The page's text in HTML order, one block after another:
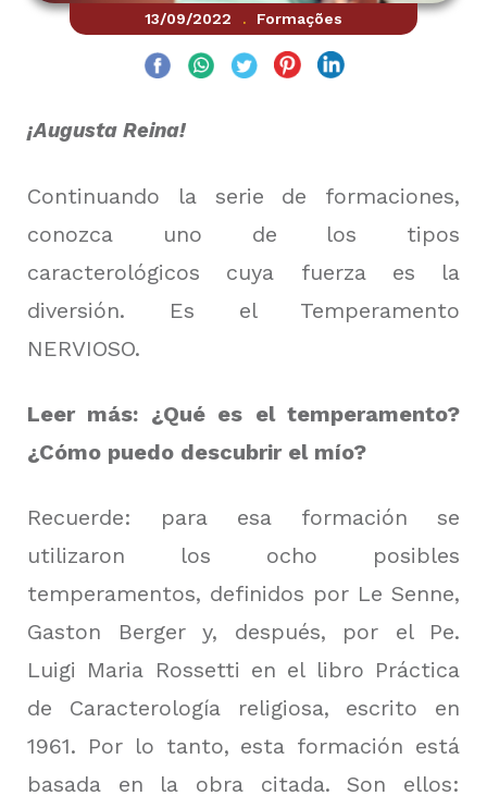
13/09/2022 . Formações
¡Augusta Reina!
Continuando la serie de formaciones,
conozca uno de los tipos
caracterológicos cuya fuerza es la
diversión. Es el Temperamento
NERVIOSO.
Leer más: ¿Qué es el temperamento?
¿Cómo puedo descubrir el mío?
Recuerde: para esa formación se
utilizaron los ocho posibles
temperamentos, definidos por Le Senne,
Gaston Berger y, después, por el Pe.
Luigi Maria Rossetti en el libro Práctica
de Caracterología religiosa, escrito en
1961. Por lo tanto, esta formación está
basada en la obra citada. Son ellos: